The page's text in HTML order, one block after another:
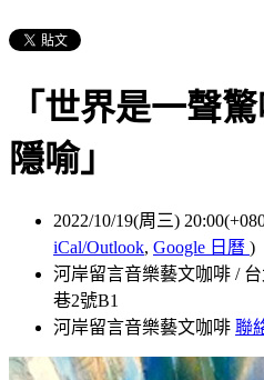
「世界是一聲
隱喻」
2022/10/19(周三)
iCal/Outlook, Google 日曆 )
河岸留言音樂藝文咖啡 /
巷2號B1
河岸留言音樂藝文咖啡 聯